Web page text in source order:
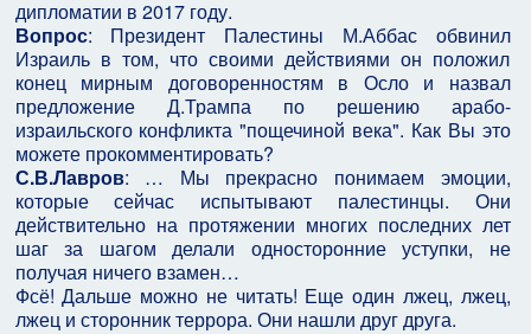
дипломатии в 2017 году.
Вопрос: Президент Палестины М.Аббас обвинил
Израиль в том, что своими действиями он положил
конец мирным договоренностям в Осло и назвал
предложение Д.Трампа по решению арабо-
израильского конфликта "пощечиной века". Как Вы это
можете прокомментировать?
С.В.Лавров: … Мы прекрасно понимаем эмоции,
которые сейчас испытывают палестинцы. Они
действительно на протяжении многих последних лет
шаг за шагом делали односторонние уступки, не
получая ничего взамен…
Фсё! Дальше можно не читать! Еще один лжец, лжец,
лжец и сторонник террора. Они нашли друг друга.